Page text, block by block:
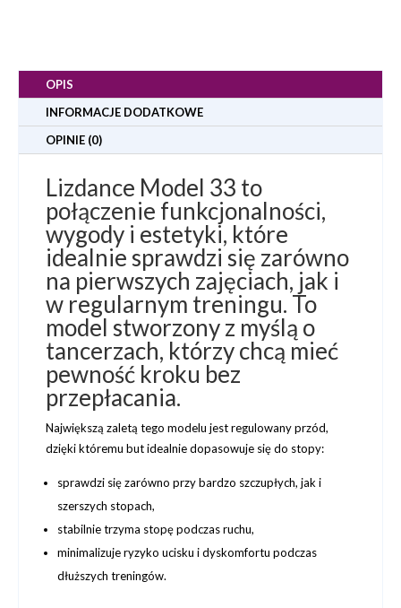
OPIS
INFORMACJE DODATKOWE
OPINIE (0)
Lizdance Model 33 to
połączenie funkcjonalności,
wygody i estetyki, które
idealnie sprawdzi się zarówno
na pierwszych zajęciach, jak i
w regularnym treningu. To
model stworzony z myślą o
tancerzach, którzy chcą mieć
pewność kroku bez
przepłacania.
Największą zaletą tego modelu jestregulowany przód,
dzięki któremu but idealnie dopasowuje się do stopy:
sprawdzi się zarówno przybardzo szczupłych, jak i
szerszych stopach,
stabilnie trzyma stopę podczas ruchu,
minimalizuje ryzyko ucisku i dyskomfortu podczas
dłuższych treningów.